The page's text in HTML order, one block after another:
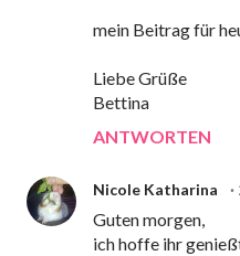
mein Beitrag für
Liebe Grüße
Bettina
ANTWORTEN
Nicole Katharina
Guten morgen,
ich hoffe ihr